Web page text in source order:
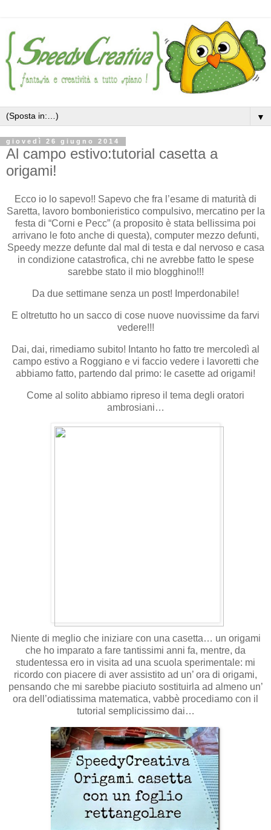
▼
giovedì 26 giugno 2014
Al campo estivo:tutorial casetta a
origami!
Ecco io lo sapevo!! Sapevo che fra l’esame di maturità di
Saretta, lavoro bombonieristico compulsivo, mercatino per la
festa di “Corni e Pecc” (a proposito è stata bellissima poi
arrivano le foto anche di questa), computer mezzo defunti,
Speedy mezze defunte dal mal di testa e dal nervoso e casa
in condizione catastrofica, chi ne avrebbe fatto le spese
sarebbe stato il mio blogghino!!!
Da due settimane senza un post! Imperdonabile!
E oltretutto ho un sacco di cose nuove nuovissime da farvi
vedere!!!
Dai, dai, rimediamo subito! Intanto ho fatto tre mercoledì al
campo estivo a Roggiano e vi faccio vedere i lavoretti che
abbiamo fatto, partendo dal primo: le casette ad origami!
Come al solito abbiamo ripreso il tema degli oratori
ambrosiani…
Niente di meglio che iniziare con una casetta… un origami
che ho imparato a fare tantissimi anni fa, mentre, da
studentessa ero in visita ad una scuola sperimentale: mi
ricordo con piacere di aver assistito ad un’ ora di origami,
pensando che mi sarebbe piaciuto sostituirla ad almeno un’
ora dell’odiatissima matematica, vabbè procediamo con il
tutorial semplicissimo dai…